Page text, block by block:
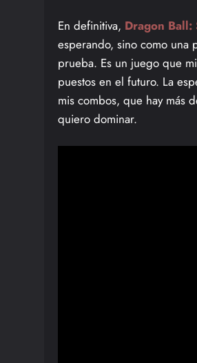
En definitiva, Dragon
esperando, sino como una
prueba. Es un juego que
puestos en el futuro. La
mis combos, que hay más
quiero dominar.